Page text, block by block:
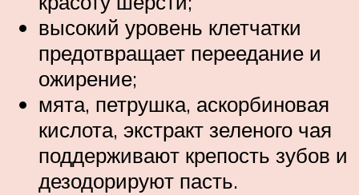
высокий уровень клетчатки
предотвращает переедание и
ожирение;
мята, петрушка, аскорбиновая
кислота, экстракт зеленого чая
поддерживают крепость зубов и
дезодорируют пасть.